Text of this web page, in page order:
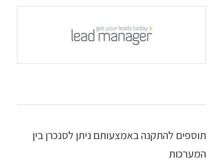
תוספים להתקנה באמצעותם ניתן לסנכרן בין
המערכות